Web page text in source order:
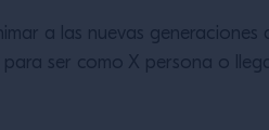
a las nuevas
ser como X persona o